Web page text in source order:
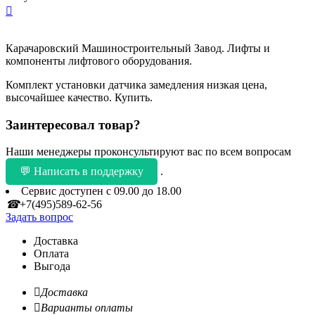

Карачаровский Машиностроительный Завод. Лифты и
компоненты лифтового оборудования.
Комплект установки датчика замедления низкая цена,
высочайшее качество. Купить.
Заинтересовал товар?
Наши менеджеры проконсультируют вас по всем вопросам
💬 Написать в поддержку
.
Сервис доступен с 09.00 до 18.00
☎+7(495)589-62-56
Задать вопрос
Доставка
Оплата
Выгода
Доставка
Варианты оплаты